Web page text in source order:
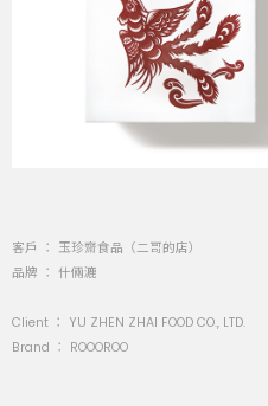
客戶 ： 玉珍齋食品（二哥的店）
品牌 ： 什倆漉
Client ： YU ZHEN ZHAI FOOD CO., LTD.
Brand ： ROOOROO